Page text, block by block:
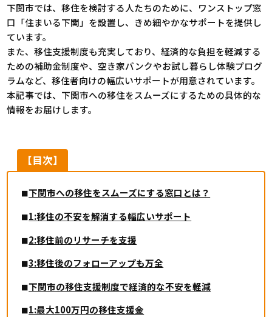
下関市では、移住を検討する人たちのために、ワンストップ窓
口「住まいる下関」を設置し、きめ細やかなサポートを提供し
ています。
また、移住支援制度も充実しており、経済的な負担を軽減する
ための補助金制度や、空き家バンクやお試し暮らし体験プログ
ラムなど、移住者向けの幅広いサポートが用意されています。
本記事では、下関市への移住をスムーズにするための具体的な
情報をお届けします。
【目次】
下関市への移住をスムーズにする窓口とは？
1:移住の不安を解消する幅広いサポート
2:移住前のリサーチを支援
3:移住後のフォローアップも万全
下関市の移住支援制度で経済的な不安を軽減
1:最大100万円の移住支援金